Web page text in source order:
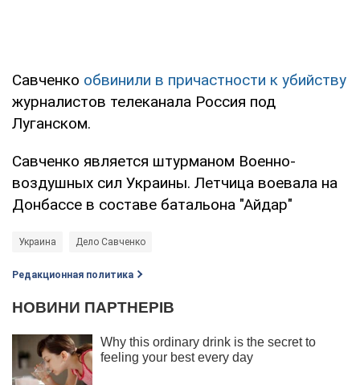
Савченко обвинили в причастности к убийству
журналистов телеканала Россия под
Луганском.
Савченко является штурманом Военно-
воздушных сил Украины. Летчица воевала на
Донбассе в составе батальона "Айдар"
Украина Дело Савченко
Редакционная политика